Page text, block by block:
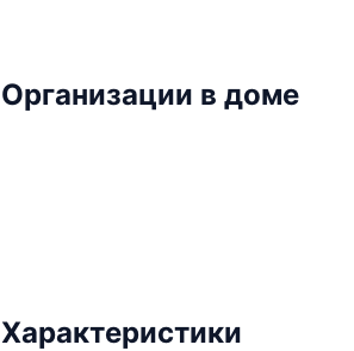
Организации в доме
Характеристики